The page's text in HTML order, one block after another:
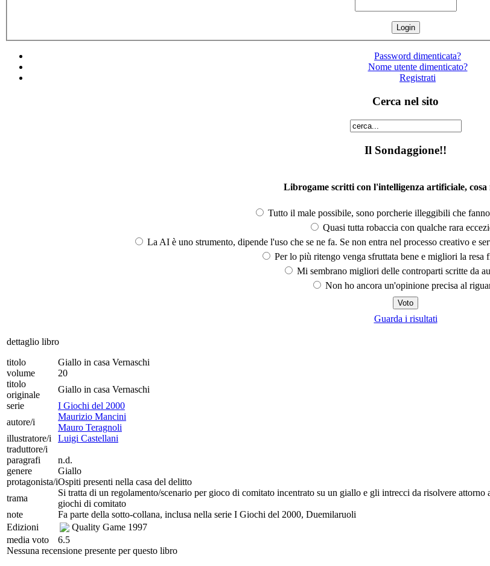
Password dimenticata?
Nome utente dimenticato?
Registrati
Cerca nel sito
Il Sondaggione!!
Librogame scritti con l'intelligenza artificiale, cosa
Tutto il male possibile, sono porcherie illeggibili che
Quasi tutta robaccia con qualche rara
La AI è uno strumento, dipende l'uso che se ne fa. Se non entra nel processo creativo e
Per lo più ritengo venga sfruttata bene e migliori la resa
Mi sembrano migliori delle controparti scritte da
Non ho ancora un'opinione precisa al
Guarda i risultati
dettaglio libro
titolo
Giallo in casa Vernaschi
volume
20
titolo
originale
Giallo in casa Vernaschi
serie
I Giochi del 2000
autore/i
Maurizio Mancini
Mauro Teragnoli
illustratore/i
Luigi Castellani
traduttore/i
paragrafi
n.d.
genere
Giallo
protagonista/iOspiti presenti nella casa del delitto
trama
Si tratta di un regolamento/scenario per gioco di comitato incentrato su un giallo e gli intrecci da risolvere
giochi di comitato
note
Fa parte della sotto-collana, inclusa nella serie I Giochi del 2000, Duemilaruoli
Edizioni
Quality Game 1997
media voto
6.5
Nessuna recensione presente per questo libro